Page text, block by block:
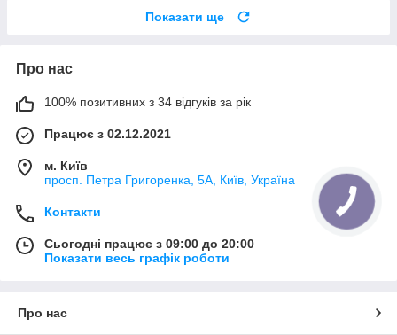
Показати ще
Про нас
100% позитивних з 34 відгуків за рік
Працює з 02.12.2021
м. Київ
просп. Петра Григоренка, 5А, Київ, Україна
Контакти
Сьогодні працює з 09:00 до 20:00
Показати весь графік роботи
Про нас